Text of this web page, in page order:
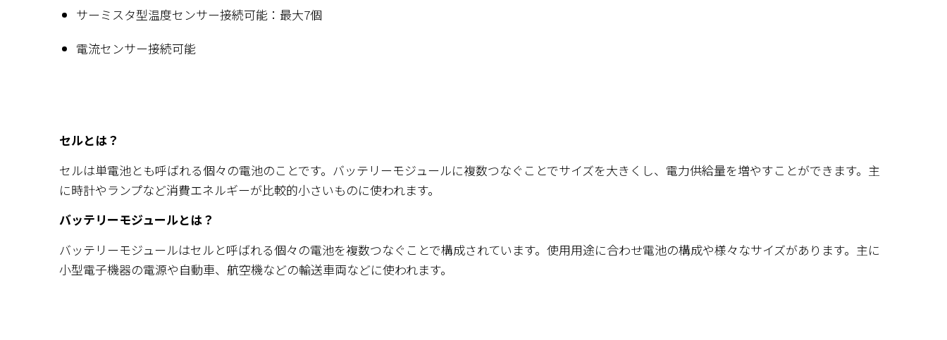
サーミスタ型温度センサー接続可能：最大7個
電流センサー接続可能
セルとは？
セルは単電池とも呼ばれる個々の電池のことです。バッテリーモジュールに複数つなぐことでサイズを大きくし、電力供給量を増やすことができます。主
に時計やランプなど消費エネルギーが比較的小さいものに使われます。
バッテリーモジュールとは？
バッテリーモジュールはセルと呼ばれる個々の電池を複数つなぐことで構成されています。使用用途に合わせ電池の構成や様々なサイズがあります。主に
小型電子機器の電源や自動車、航空機などの輸送車両などに使われます。